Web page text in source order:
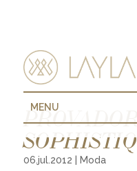
MENU
06.jul.2012 Moda